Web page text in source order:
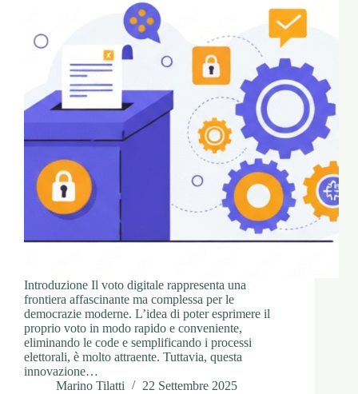
Introduzione Il voto digitale rappresenta una
frontiera affascinante ma complessa per le
democrazie moderne. L’idea di poter esprimere il
proprio voto in modo rapido e conveniente,
eliminando le code e semplificando i processi
elettorali, è molto attraente. Tuttavia, questa
innovazione…
Marino Tilatti
22 Settembre 2025